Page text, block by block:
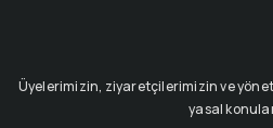
Üyelerimizin, ziyaretçilerimizin ve
yasal